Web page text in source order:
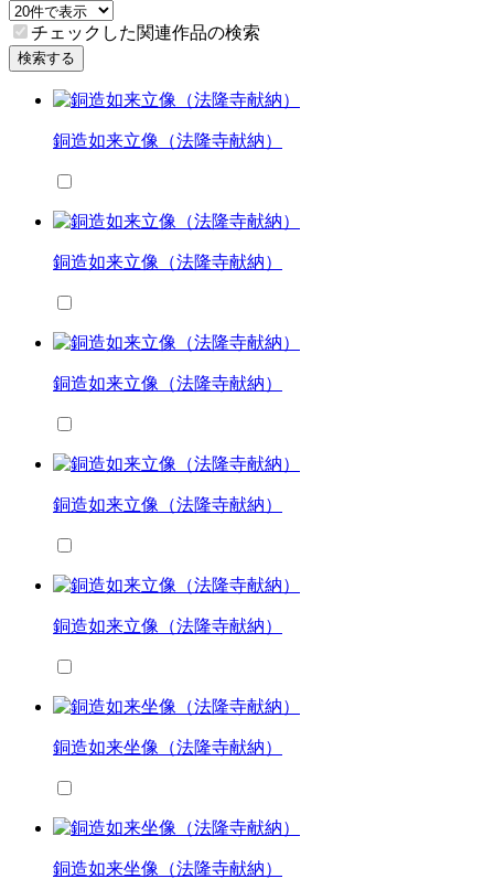
チェックした関連作品の検索
検索する
銅造如来立像（法隆寺献納）
銅造如来立像（法隆寺献納）
銅造如来立像（法隆寺献納）
銅造如来立像（法隆寺献納）
銅造如来立像（法隆寺献納）
銅造如来坐像（法隆寺献納）
銅造如来坐像（法隆寺献納）